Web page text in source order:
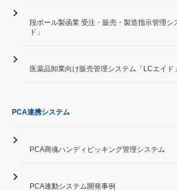
段ボール製函業 受注・販売・製造指示管理シ
ド」
医薬品卸業向け販売管理システム「LCエイド」
PCA連携システム
PCA商魂ハンディピッキング管理システム
PCA連動システム開発事例